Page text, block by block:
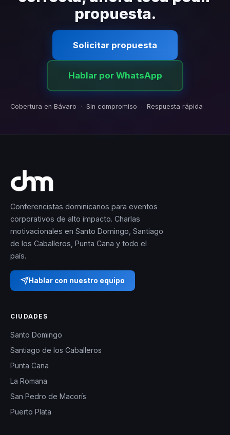
propuesta.
Solicitar propuesta
Hablar por WhatsApp
Cobertura en Bávaro · Sin compromiso · Respuesta rápida
Conferencistas dominicanos para eventos
corporativos de alto impacto. Charlas
motivacionales en Santo Domingo, Santiago
de los Caballeros, Punta Cana y todo el
país.
Hablar con nuestro equipo
CIUDADES
Santo Domingo
Santiago de los Caballeros
Punta Cana
La Romana
San Pedro de Macorís
Puerto Plata